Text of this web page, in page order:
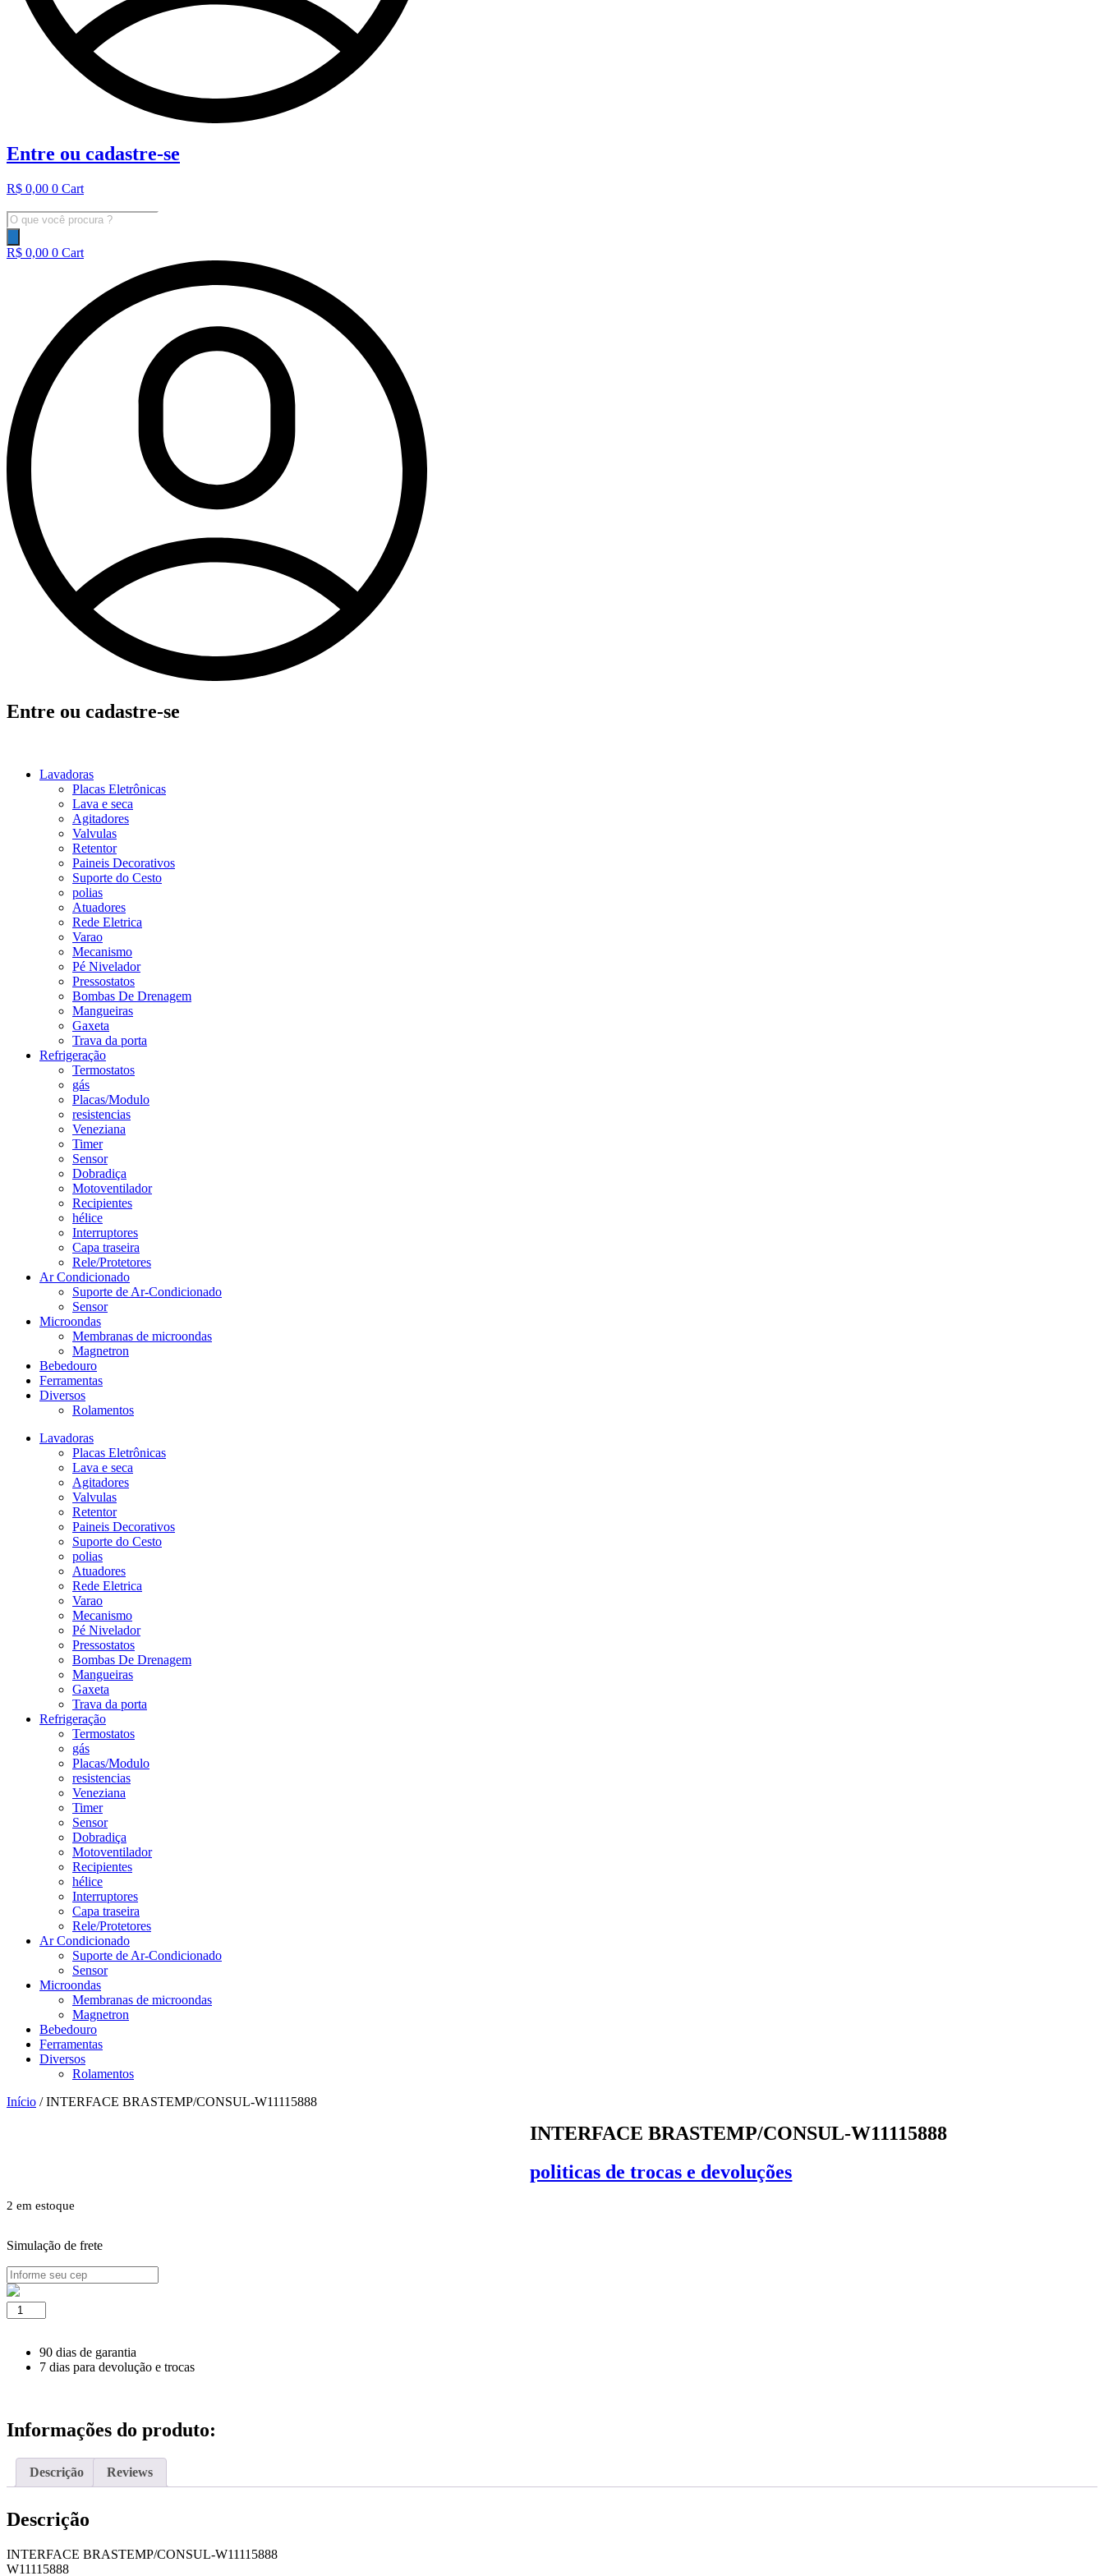
Entre ou cadastre-se
R$ 0,00 0 Cart
Pesquisar
produtos
R$ 0,00 0 Cart
Entre ou cadastre-se
Lavadoras
Placas Eletrônicas
Lava e seca
Agitadores
Valvulas
Retentor
Paineis Decorativos
Suporte do Cesto
polias
Atuadores
Rede Eletrica
Varao
Mecanismo
Pé Nivelador
Pressostatos
Bombas De Drenagem
Mangueiras
Gaxeta
Trava da porta
Refrigeração
Termostatos
gás
Placas/Modulo
resistencias
Veneziana
Timer
Sensor
Dobradiça
Motoventilador
Recipientes
hélice
Interruptores
Capa traseira
Rele/Protetores
Ar Condicionado
Suporte de Ar-Condicionado
Sensor
Microondas
Membranas de microondas
Magnetron
Bebedouro
Ferramentas
Diversos
Rolamentos
Lavadoras
Placas Eletrônicas
Lava e seca
Agitadores
Valvulas
Retentor
Paineis Decorativos
Suporte do Cesto
polias
Atuadores
Rede Eletrica
Varao
Mecanismo
Pé Nivelador
Pressostatos
Bombas De Drenagem
Mangueiras
Gaxeta
Trava da porta
Refrigeração
Termostatos
gás
Placas/Modulo
resistencias
Veneziana
Timer
Sensor
Dobradiça
Motoventilador
Recipientes
hélice
Interruptores
Capa traseira
Rele/Protetores
Ar Condicionado
Suporte de Ar-Condicionado
Sensor
Microondas
Membranas de microondas
Magnetron
Bebedouro
Ferramentas
Diversos
Rolamentos
Início / INTERFACE BRASTEMP/CONSUL-W11115888
INTERFACE BRASTEMP/CONSUL-W11115888
politicas de trocas e devoluções
2 em estoque
Simulação de frete
INTERFACE
BRASTEMP/CONSUL-
quantidade90 dias de garantia
7 dias para devolução e trocas
Informações do produto:
Descrição Reviews
Descrição
INTERFACE BRASTEMP/CONSUL-W11115888
W11115888